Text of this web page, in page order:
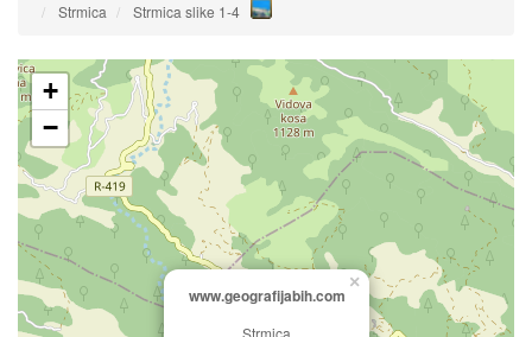
Strmica
Strmica slike 1-4
www.geografijabih.com
Strmica
×
+
−